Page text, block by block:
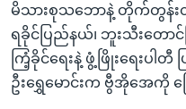
မိသားစုသဘောနဲ့ တိုက်တွန်
ရခိုင်ပြည်နယ်၊ ဘူးသီးတော
ကြံ့ခိုင်ရေးနဲ့ ဖွံ့ဖြိုးရေး
ဦးရွှေမောင်းက ဗွီအိုအေကို ပ